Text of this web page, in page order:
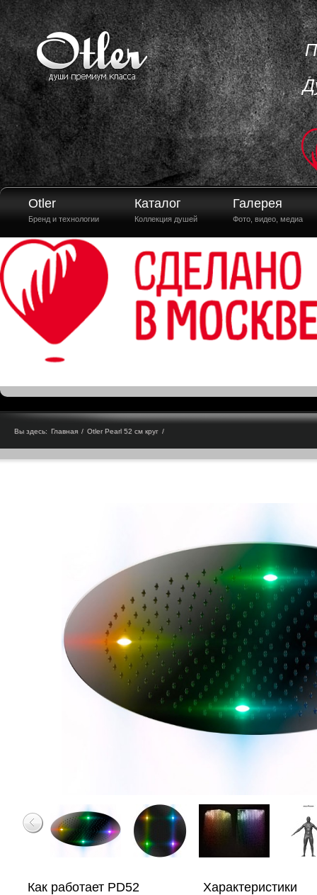
Otler
Бренд и технологии
Каталог
Коллекция душей
Галерея
Фото, видео, медиа
Вы здесь: Главная / Otler Pearl 52 см круг /
Как работает PD52 Характеристики